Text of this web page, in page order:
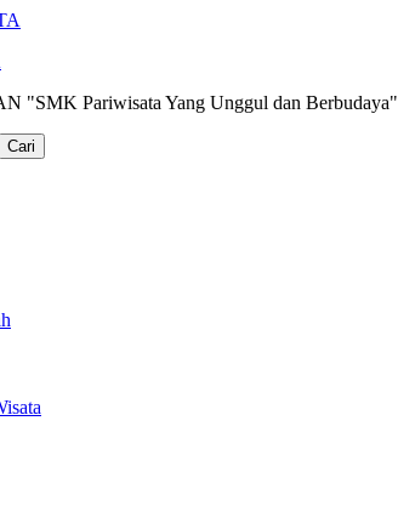
"SMK Pariwisata Yang Unggul dan Berbudaya"